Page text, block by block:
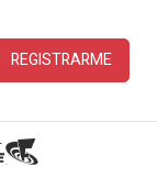
REGISTRARME